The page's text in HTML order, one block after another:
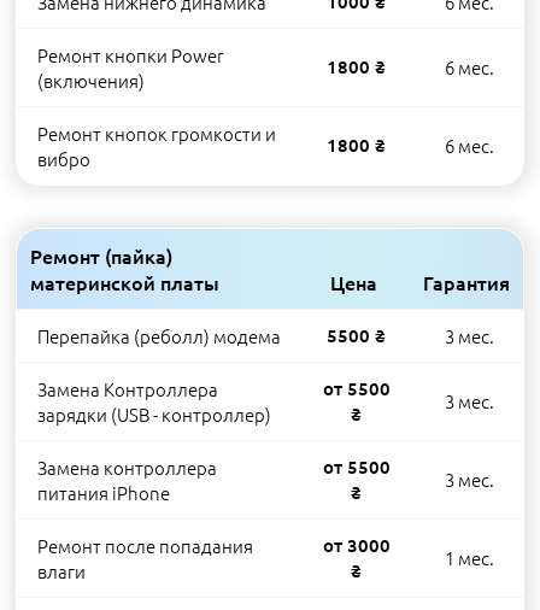
Ремонт кнопки Power
(включения)
1800 ₴ 6 мес.
Ремонт кнопок громкости и
вибро
1800 ₴ 6 мес.
Ремонт (пайка)
материнской платы
Цена Гарантия
Перепайка (реболл) модема 5500 ₴ 3 мес.
Замена Контроллера
зарядки (USB - контроллер)
от 5500
₴
3 мес.
Замена контроллера
питания iPhone
от 5500
₴
3 мес.
Ремонт после попадания
влаги
от 3000
₴
1 мес.